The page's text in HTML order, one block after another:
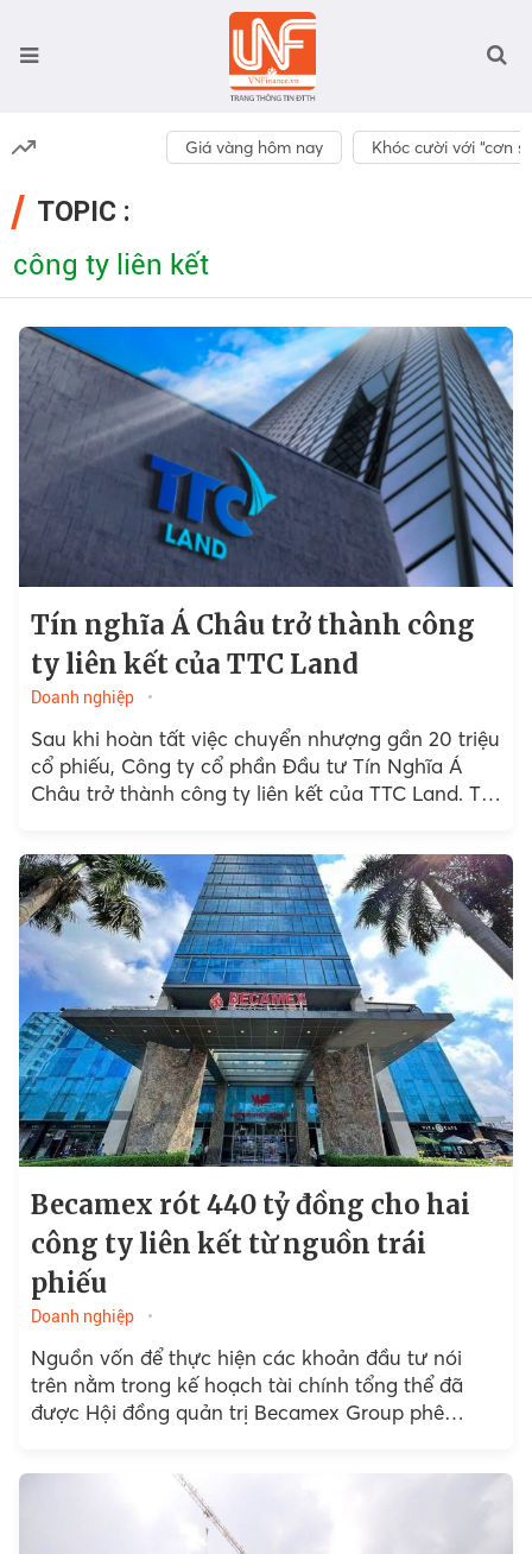
Giá vàng hôm nay Khóc cười với “cơn
TOPIC :
công ty liên kết
Tín nghĩa Á Châu trở thành công
ty liên kết của TTC Land
Doanh nghiệp
Sau khi hoàn tất việc chuyển nhượng gần 20 triệu
cổ phiếu, Công ty cổ phần Đầu tư Tín Nghĩa Á
Châu trở thành công ty liên kết của TTC Land. Tín
Becamex rót 440 tỷ đồng cho hai
công ty liên kết từ nguồn trái
phiếu
Doanh nghiệp
Nguồn vốn để thực hiện các khoản đầu tư nói
trên nằm trong kế hoạch tài chính tổng thể đã
được Hội đồng quản trị Becamex Group phê